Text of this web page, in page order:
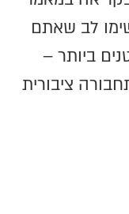
לב שאתם
ביותר –
ציבורית